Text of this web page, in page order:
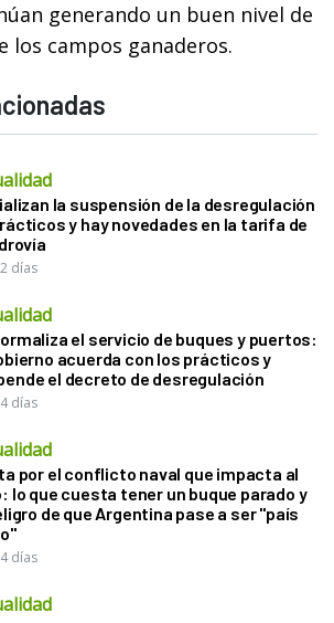
generando un buen nivel de
los campos ganaderos.
la suspensión de la desregulación
y hay novedades en la tarifa de
días
el servicio de buques y puertos:
acuerda con los prácticos y
el decreto de desregulación
días
por el conflicto naval que impacta al
lo que cuesta tener un buque parado y
de que Argentina pase a ser "país
días